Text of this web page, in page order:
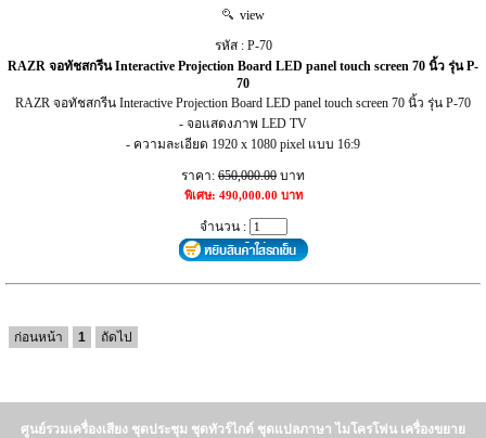
view
รหัส : P-70
RAZR จอทัชสกรีน Interactive Projection Board LED panel touch screen 70 นิ้ว รุ่น P-
70
RAZR จอทัชสกรีน Interactive Projection Board LED panel touch screen 70 นิ้ว รุ่น P-70
- จอแสดงภาพ LED TV
- ความละเอียด 1920 x 1080 pixel แบบ 16:9
ราคา: 650,000.00 บาท
พิเศษ: 490,000.00 บาท
จำนวน :
ก่อนหน้า 1 ถัดไป
ศูนย์รวมเครื่องเสียง ชุดประชุม ชุดทัวร์ไกด์ ชุดแปลภาษา ไมโครโฟน เครื่องขยาย